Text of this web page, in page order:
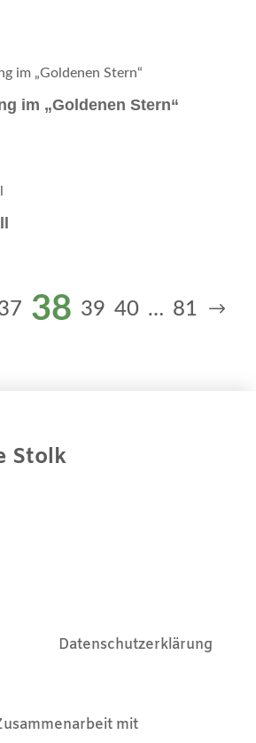
im „Goldenen Stern“
38 39 40 … 81
Stolk
Datenschutzerklärung
mit